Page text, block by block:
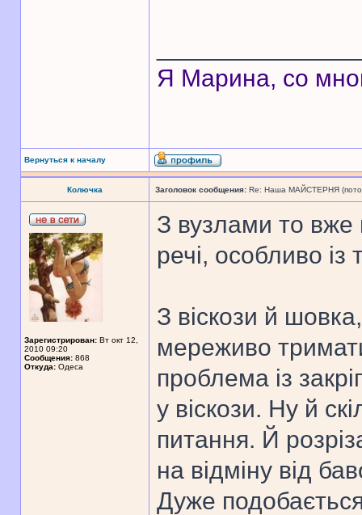
Я Марина, со
Вернуться к началу
Колючка Заголовок сообщения: Re: Наша МАЙСТЕРНЯ
Зарегистрирован: Вт окт 12,
2010 09:20
Сообщения: 868
Откуда: Одеса
З вузлами то
речі, особливо із
З віскози й
мереживо
проблема із
у віскози. Ну й
питання. Й
на відміну від
Дуже